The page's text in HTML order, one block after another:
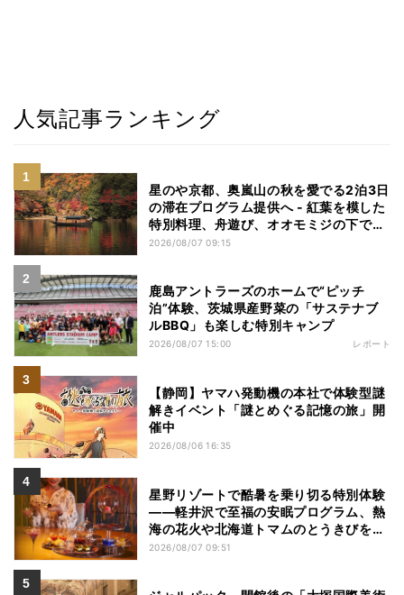
人気記事ランキング
星のや京都、奥嵐山の秋を愛でる2泊3日
の滞在プログラム提供へ - 紅葉を模した
特別料理、舟遊び、オオモミジの下でお
こなう深呼吸など
2026/08/07 09:15
鹿島アントラーズのホームで“ピッチ
泊”体験、茨城県産野菜の「サステナブ
ルBBQ」も楽しむ特別キャンプ
2026/08/07 15:00 レポート
【静岡】ヤマハ発動機の本社で体験型謎
解きイベント「謎とめぐる記憶の旅」開
催中
2026/08/06 16:35
星野リゾートで酷暑を乗り切る特別体験
——軽井沢で至福の安眠プログラム、熱
海の花火や北海道トマムのとうきびを主
役にしたアフタヌーンティー
2026/08/07 09:51